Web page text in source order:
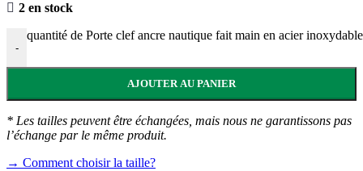
2 en stock
-
quantité de Porte clef ancre nautique fait main en acier
AJOUTER AU PANIER
* Les tailles peuvent être échangées, mais nous ne garantissons pas
l’échange par le même produit.
→ Comment choisir la taille?